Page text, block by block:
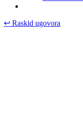
↩ Raskid ugovora